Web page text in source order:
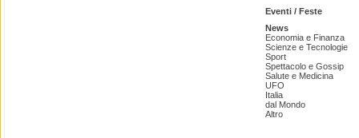
Eventi / Feste
News
Economia e Finanza
Scienze e Tecnologie
Sport
Spettacolo e Gossip
Salute e Medicina
UFO
Italia
dal Mondo
Altro